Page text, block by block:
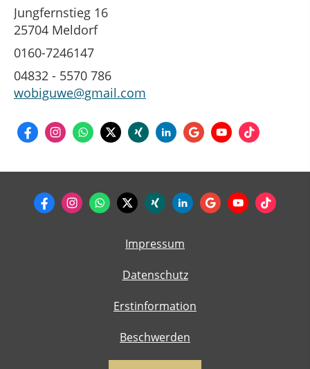
Jungfernstieg 16
25704 Meldorf
0160-7246147
04832 - 5570 786
wobiguwe@gmail.com
Impressum
Datenschutz
Erstinformation
Beschwerden